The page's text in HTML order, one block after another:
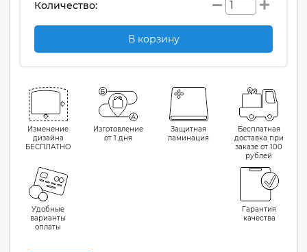
Количество:
В корзину
Изменение
дизайна
БЕСПЛАТНО
Изготовление
от 1 дня
Защитная
ламинация
Бесплатная
доставка при
заказе от 100
рублей
Удобные
варианты
оплаты
Гарантия
качества